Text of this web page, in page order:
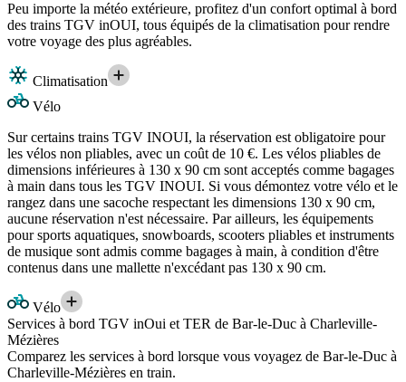
Peu importe la météo extérieure, profitez d'un confort optimal à bord
des trains TGV inOUI, tous équipés de la climatisation pour rendre
votre voyage des plus agréables.
Climatisation
Vélo
Sur certains trains TGV INOUI, la réservation est obligatoire pour
les vélos non pliables, avec un coût de 10 €. Les vélos pliables de
dimensions inférieures à 130 x 90 cm sont acceptés comme bagages
à main dans tous les TGV INOUI. Si vous démontez votre vélo et le
rangez dans une sacoche respectant les dimensions 130 x 90 cm,
aucune réservation n'est nécessaire. Par ailleurs, les équipements
pour sports aquatiques, snowboards, scooters pliables et instruments
de musique sont admis comme bagages à main, à condition d'être
contenus dans une mallette n'excédant pas 130 x 90 cm.
Vélo
Services à bord TGV inOui et TER de Bar-le-Duc à Charleville-
Mézières
Comparez les services à bord lorsque vous voyagez de Bar-le-Duc à
Charleville-Mézières en train.